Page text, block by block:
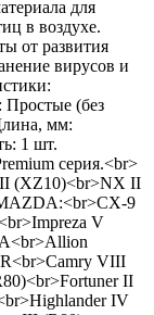
для
в воздухе.
от развития
вирусов и
(без
мм:
1 шт.
серия.<br>
(XZ10)<br>NX II
9
V
VIII
II
IV